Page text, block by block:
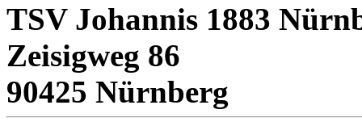
TSV Johannis 1883
Zeisigweg 86
90425 Nürnberg